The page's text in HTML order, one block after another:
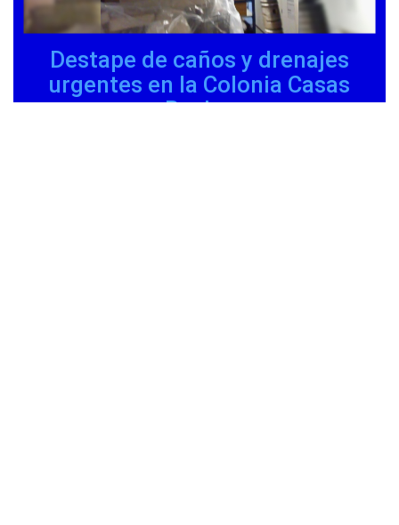
Destape de caños y drenajes
urgentes en la Colonia Casas
Reales